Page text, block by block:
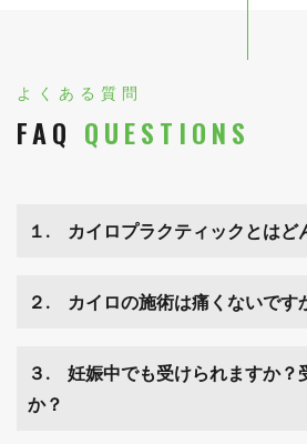
よくある質問
FAQ QUESTIONS
１. カイロプラクティックとはど
２. カイロの施術は痛くないです
３. 妊娠中でも受けられますか？
か？